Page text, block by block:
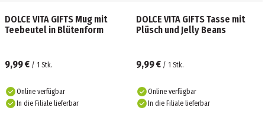
DOLCE VITA GIFTS Mug mit
Teebeutel in Blütenform
9,99 € / 1 Stk.
Online verfügbar
In die Filiale lieferbar
DOLCE VITA GIFTS Tasse mit
Plüsch und Jelly Beans
9,99 € / 1 Stk.
Online verfügbar
In die Filiale lieferbar